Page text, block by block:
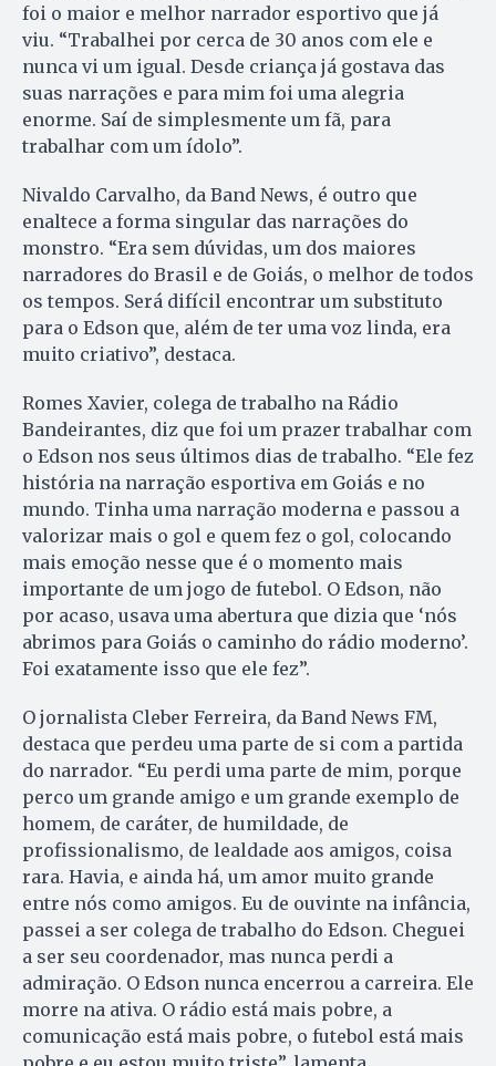
foi o maior e melhor narrador esportivo que já
viu. “Trabalhei por cerca de 30 anos com ele e
nunca vi um igual. Desde criança já gostava das
suas narrações e para mim foi uma alegria
enorme. Saí de simplesmente um fã, para
trabalhar com um ídolo”.
Nivaldo Carvalho, da Band News, é outro que
enaltece a forma singular das narrações do
monstro. “Era sem dúvidas, um dos maiores
narradores do Brasil e de Goiás, o melhor de todos
os tempos. Será difícil encontrar um substituto
para o Edson que, além de ter uma voz linda, era
muito criativo”, destaca.
Romes Xavier, colega de trabalho na Rádio
Bandeirantes, diz que foi um prazer trabalhar com
o Edson nos seus últimos dias de trabalho. “Ele fez
história na narração esportiva em Goiás e no
mundo. Tinha uma narração moderna e passou a
valorizar mais o gol e quem fez o gol, colocando
mais emoção nesse que é o momento mais
importante de um jogo de futebol. O Edson, não
por acaso, usava uma abertura que dizia que ‘nós
abrimos para Goiás o caminho do rádio moderno’.
Foi exatamente isso que ele fez”.
O jornalista Cleber Ferreira, da Band News FM,
destaca que perdeu uma parte de si com a partida
do narrador. “Eu perdi uma parte de mim, porque
perco um grande amigo e um grande exemplo de
homem, de caráter, de humildade, de
profissionalismo, de lealdade aos amigos, coisa
rara. Havia, e ainda há, um amor muito grande
entre nós como amigos. Eu de ouvinte na infância,
passei a ser colega de trabalho do Edson. Cheguei
a ser seu coordenador, mas nunca perdi a
admiração. O Edson nunca encerrou a carreira. Ele
morre na ativa. O rádio está mais pobre, a
comunicação está mais pobre, o futebol está mais